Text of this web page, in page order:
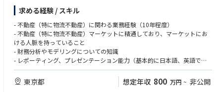
- 収益を最適化、資産価値を最大化できる投資戦略の提案と実行
- 予算および報告書等の作成、キャッシュフローの管理、マーケット調査
- 物流不動産の商品企画、リーシング業務（直接営業、仲介会社との連
携）
- 本社および投資家へのレポーティング
- 社内各部署（プロパティマネジメント、開発、ファイナンス部門など）
との調整
求める経験 / スキル
- 不動産（特に物流不動産）に関わる業務経験（10年程度）
- 不動産（特に物流不動産）マーケットに精通しており、マーケットにお
ける人脈を持っていること
- 財務分析やモデリングについての知識
- レポーティング、プレゼンテーション能力（基本的に日本語、英語でで
きれば尚可）
- チームワークを重視することができ、リーダーシップを発揮できること
- コンプライアンスを順守できること
東京都 想定年収 800 万円 ~ 非公開